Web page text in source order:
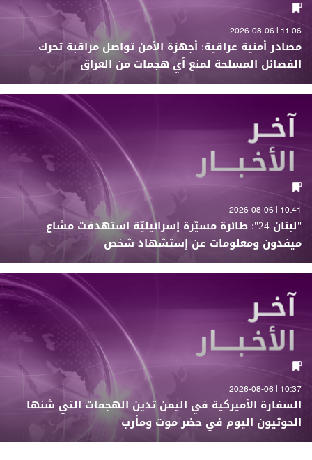
11:06 | 2026-08-06
مصادر أمنية عراقية: أجهزة الأمن تواصل مراقبة تحرك
الفصائل المسلحة لمنع أي هجمات من العراق
10:41 | 2026-08-06
"لبنان 24": طائرة مسيّرة إسرائيليّة استهدفت مشاع
ميفدون ومعلومات عن إستشهاد شخص
10:37 | 2026-08-06
السفارة الأميركية في اليمن تدين الهجمات التي شنها
الحوثيون اليوم في حضر موت ومأرب